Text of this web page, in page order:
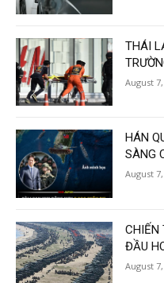
THÁI
August
HÁN
SÀNG
August
CHIẾN
ĐẦU
August